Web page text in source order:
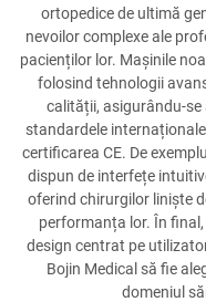
ortopedice de ultimă
nevoilor complexe ale
pacienților lor. Mașinile
folosind tehnologii
calității, asigurându-
standardele
certificarea CE. De
dispun de interfețe
oferind chirurgilor liniște
performanța lor. În
design centrat pe
Bojin Medical să fie
domeniul